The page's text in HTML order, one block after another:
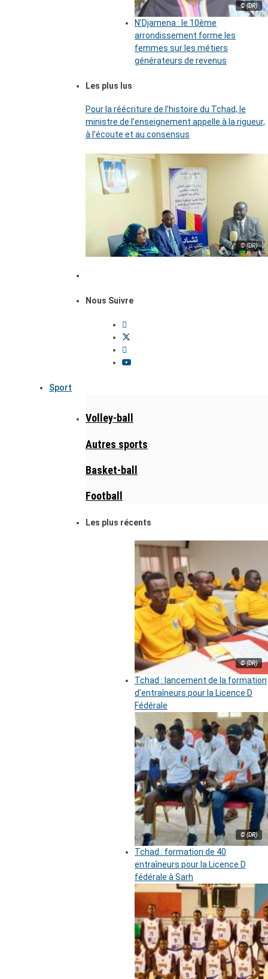
© (DR)
N’Djamena : le 10ème
arrondissement forme les
femmes sur les métiers
générateurs de revenus
Les plus lus
Pour la réécriture de l’histoire du Tchad, le
ministre de l’enseignement appelle à la rigueur,
à l’écoute et au consensus
© (DR)
Nous Suivre
Sport
Volley-ball
Autres sports
Basket-ball
Football
Les plus récents
© (DR)
Tchad : lancement de la formation
d’entraîneurs pour la Licence D
Fédérale
© (DR)
Tchad : formation de 40
entraîneurs pour la Licence D
fédérale à Sarh